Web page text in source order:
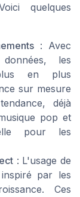
quelques
: Avec
les
en plus
sur mesure
déjà
pop et
pour les
: L'usage de
par les
Ces